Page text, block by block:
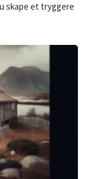
skape et tryggere